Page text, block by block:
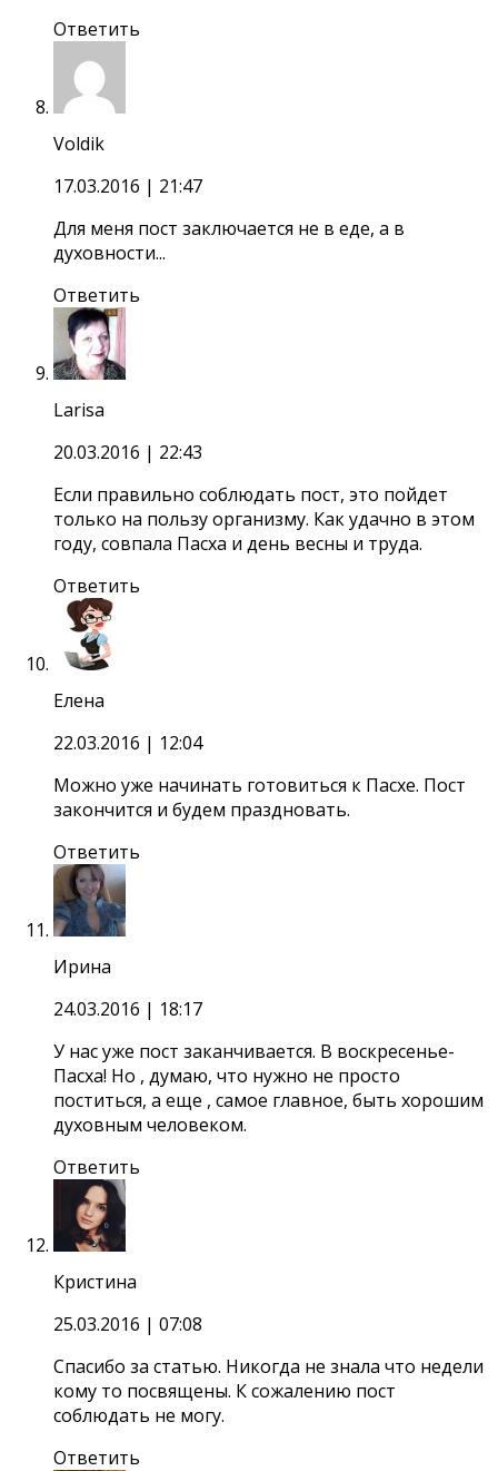
Ответить
Voldik
17.03.2016 | 21:47
Для меня пост заключается не в еде, а в
духовности...
Ответить
Larisa
20.03.2016 | 22:43
Если правильно соблюдать пост, это пойдет
только на пользу организму. Как удачно в этом
году, совпала Пасха и день весны и труда.
Ответить
Елена
22.03.2016 | 12:04
Можно уже начинать готовиться к Пасхе. Пост
закончится и будем праздновать.
Ответить
Ирина
24.03.2016 | 18:17
У нас уже пост заканчивается. В воскресенье-
Пасха! Но , думаю, что нужно не просто
поститься, а еще , самое главное, быть хорошим
духовным человеком.
Ответить
Кристина
25.03.2016 | 07:08
Спасибо за статью. Никогда не знала что недели
кому то посвящены. К сожалению пост
соблюдать не могу.
Ответить